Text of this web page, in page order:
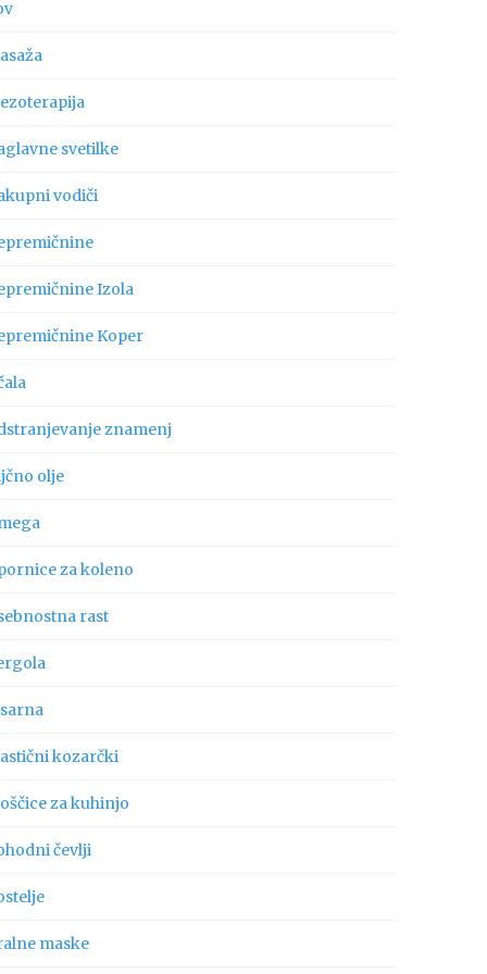
svetilke
vodiči
Izola
Koper
znamenj
olje
za koleno
rast
kozarčki
za kuhinjo
čevlji
maske